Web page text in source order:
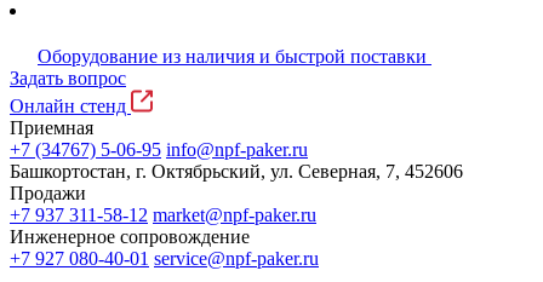
Оборудование из наличия и быстрой поставки
Задать вопрос
Онлайн стенд
Приемная
+7 (34767) 5-06-95 info@npf-paker.ru
Башкортостан, г. Октябрьский, ул. Северная, 7, 452606
Продажи
+7 937 311-58-12 market@npf-paker.ru
Инженерное сопровождение
+7 927 080-40-01 service@npf-paker.ru